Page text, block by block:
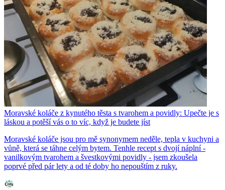
Moravské koláče z kynutého těsta s tvarohem a povidly: Upečte je s
láskou a potěší vás o to víc, když je budete jíst
Moravské koláče jsou pro mě synonymem neděle, tepla v kuchyni a
vůně, která se táhne celým bytem. Tenhle recept s dvojí náplní -
vanilkovým tvarohem a švestkovými povidly - jsem zkoušela
poprvé před pár lety a od té doby ho nepouštím z ruky.